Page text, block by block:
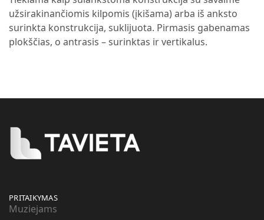
užsirakinančiomis kilpomis (įkišama) arba iš anksto
surinkta konstrukcija, suklijuota. Pirmasis gabenamas
plokščias, o antrasis – surinktas ir vertikalus.
PRITAIKYMAS
Muziejams